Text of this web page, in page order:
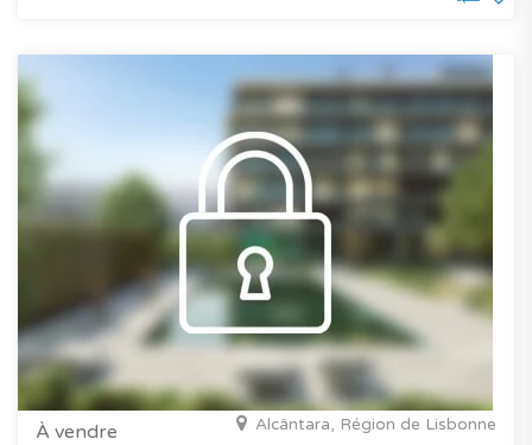
À vendre Alcântara, Région de Lisbonne